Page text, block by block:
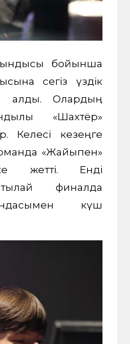
бойынша
сегіз үздік
алды. Олардың
«Шахтёр»
Келесі кезеңге
«Жайықпен»
жетті. Енді
финалда
күш